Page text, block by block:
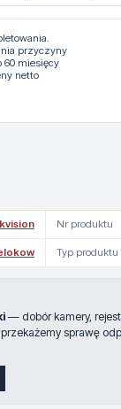
Nr produktu
Typ produktu
— dobór kamery,
sprawę
przyczyny
60 miesięcy
netto